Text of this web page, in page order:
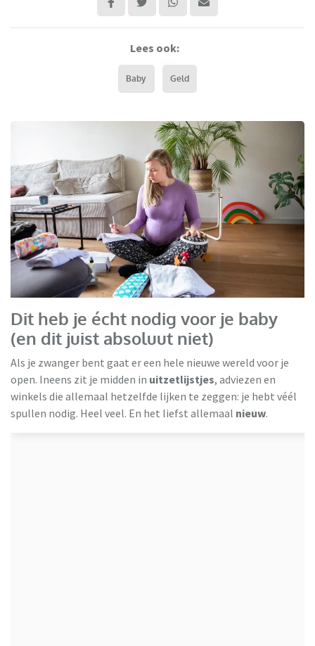
Lees ook:
Baby Geld
Milieu Centraal
Dit heb je écht nodig voor je baby
(en dit juist absoluut niet)
Als je zwanger bent gaat er een hele nieuwe wereld voor je
open. Ineens zit je midden in uitzetlijstjes, adviezen en
winkels die allemaal hetzelfde lijken te zeggen: je hebt véél
spullen nodig. Heel veel. En het liefst allemaal nieuw.